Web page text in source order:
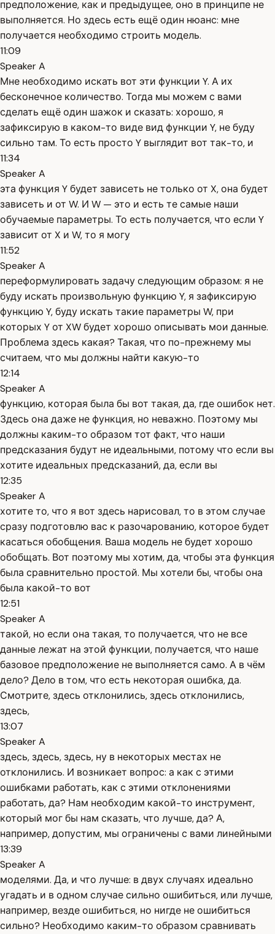
предположение, как и предыдущее, оно в принципе не
выполняется. Но здесь есть ещё один нюанс: мне
получается необходимо строить модель.
11:09
Speaker A
Мне необходимо искать вот эти функции Y. А их
бесконечное количество. Тогда мы можем с вами
сделать ещё один шажок и сказать: хорошо, я
зафиксирую в каком-то виде вид функции Y, не буду
сильно там. То есть просто Y выглядит вот так-то, и
11:34
Speaker A
эта функция Y будет зависеть не только от X, она будет
зависеть и от W. И W — это и есть те самые наши
обучаемые параметры. То есть получается, что если Y
зависит от X и W, то я могу
11:52
Speaker A
переформулировать задачу следующим образом: я не
буду искать произвольную функцию Y, я зафиксирую
функцию Y, буду искать такие параметры W, при
которых Y от XW будет хорошо описывать мои данные.
Проблема здесь какая? Такая, что по-прежнему мы
считаем, что мы должны найти какую-то
12:14
Speaker A
функцию, которая была бы вот такая, да, где ошибок нет.
Здесь она даже не функция, но неважно. Поэтому мы
должны каким-то образом тот факт, что наши
предсказания будут не идеальными, потому что если вы
хотите идеальных предсказаний, да, если вы
12:35
Speaker A
хотите то, что я вот здесь нарисовал, то в этом случае
сразу подготовлю вас к разочарованию, которое будет
касаться обобщения. Ваша модель не будет хорошо
обобщать. Вот поэтому мы хотим, да, чтобы эта функция
была сравнительно простой. Мы хотели бы, чтобы она
была какой-то вот
12:51
Speaker A
такой, но если она такая, то получается, что не все
данные лежат на этой функции, получается, что наше
базовое предположение не выполняется само. А в чём
дело? Дело в том, что есть некоторая ошибка, да.
Смотрите, здесь отклонились, здесь отклонились,
здесь,
13:07
Speaker A
здесь, здесь, здесь, ну в некоторых местах не
отклонились. И возникает вопрос: а как с этими
ошибками работать, как с этими отклонениями
работать, да? Нам необходим какой-то инструмент,
который мог бы нам сказать, что лучше, да? А,
например, допустим, мы ограничены с вами линейными
13:39
Speaker A
моделями. Да, и что лучше: в двух случаях идеально
угадать и в одном случае сильно ошибиться, или лучше,
например, везде ошибиться, но нигде не ошибиться
сильно? Необходимо каким-то образом сравнивать